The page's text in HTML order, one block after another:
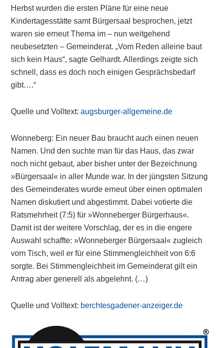
Herbst wurden die ersten Pläne für eine neue
Kindertagesstätte samt Bürgersaal besprochen, jetzt
waren sie erneut Thema im – nun weitgehend
neubesetzten – Gemeinderat. „Vom Reden alleine baut
sich kein Haus“, sagte Gelhardt. Allerdings zeigte sich
schnell, dass es doch noch einigen Gesprächsbedarf
gibt….“
Quelle und Volltext: augsburger-allgemeine.de
Wonneberg: Ein neuer Bau braucht auch einen neuen
Namen. Und den suchte man für das Haus, das zwar
noch nicht gebaut, aber bisher unter der Bezeichnung
»Bürgersaal« in aller Munde war. In der jüngsten Sitzung
des Gemeinderates wurde erneut über einen optimalen
Namen diskutiert und abgestimmt. Dabei votierte die
Ratsmehrheit (7:5) für »Wonneberger Bürgerhaus«.
Damit ist der weitere Vorschlag, der es in die engere
Auswahl schaffte: »Wonneberger Bürgersaal« zugleich
vom Tisch, weil er für eine Stimmengleichheit von 6:6
sorgte. Bei Stimmengleichheit im Gemeinderat gilt ein
Antrag aber generell als abgelehnt. (…)
Quelle und Volltext: berchtesgadener-anzeiger.de
Primary